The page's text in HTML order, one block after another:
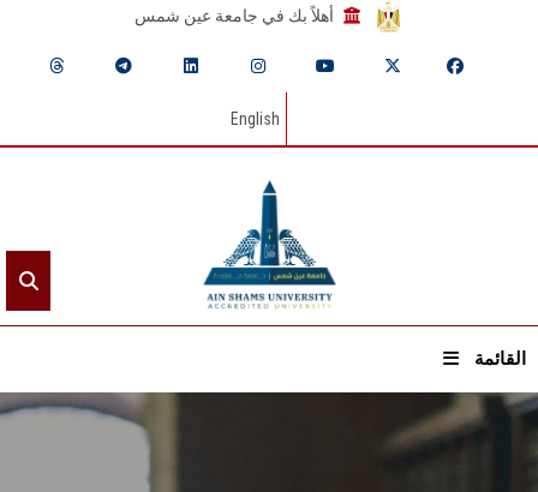
أهلاً بك في جامعة عين شمس
English
القائمة